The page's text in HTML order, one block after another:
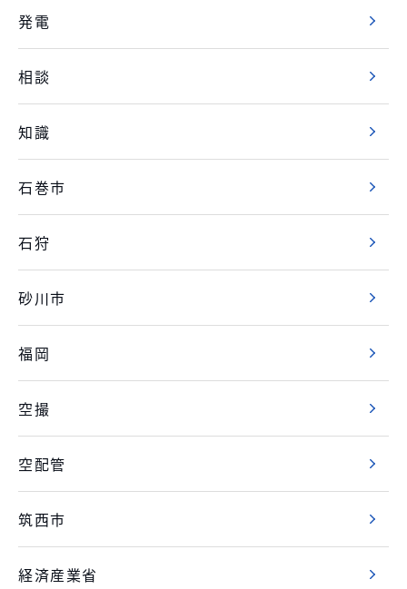
発電
相談
知識
石巻市
石狩
砂川市
福岡
空撮
空配管
筑西市
経済産業省